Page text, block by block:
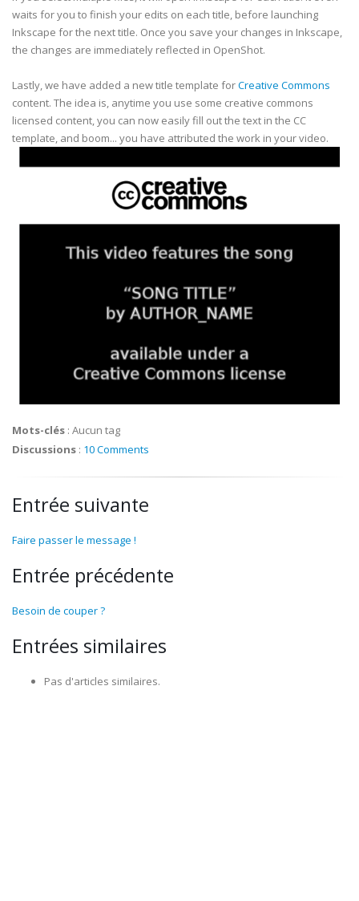
waits for you to finish your edits on each title, before launching
Inkscape for the next title. Once you save your changes in Inkscape,
the changes are immediately reflected in OpenShot.
Lastly, we have added a new title template forCreative Commons
content. The idea is, anytime you use some creative commons
licensed content, you can now easily fill out the text in the CC
template, and boom... you have attributed the work in your video.
Mots-clés : Aucun tag
Discussions : 10 Comments
Entrée suivante
Faire passer le message !
Entrée précédente
Besoin de couper ?
Entrées similaires
Pas d'articles similaires.